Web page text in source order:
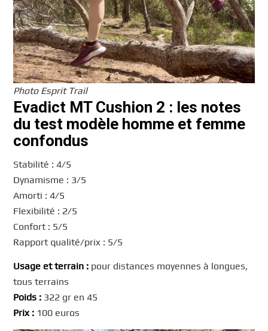
Photo Esprit Trail
Evadict MT Cushion 2 : les notes
du test modèle homme et femme
confondus
Stabilité : 4/5
Dynamisme : 3/5
Amorti : 4/5
Flexibilité : 2/5
Confort : 5/5
Rapport qualité/prix : 5/5
Usage et terrain : pour distances moyennes à longues,
tous terrains
Poids : 322 gr en 45
Prix : 100 euros